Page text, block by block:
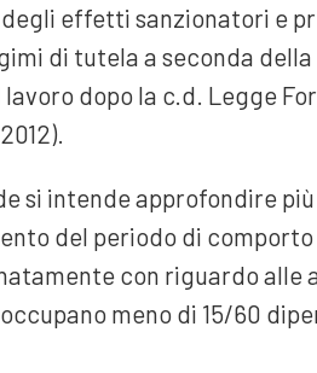
effetti sanzionatori e
di tutela a seconda
lavoro dopo la c.d. Legge
si intende approfondire
del periodo di
con riguardo alle
meno di 15/60